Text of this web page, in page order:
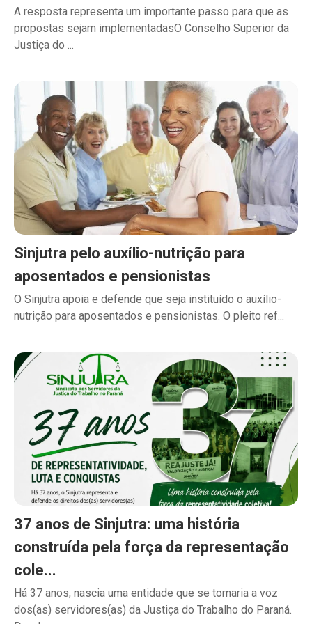
A resposta representa um importante passo para que as
propostas sejam implementadasO Conselho Superior da
Justiça do ...
Sinjutra pelo auxílio-nutrição para
aposentados e pensionistas
O Sinjutra apoia e defende que seja instituído o auxílio-
nutrição para aposentados e pensionistas. O pleito ref...
37 anos de Sinjutra: uma história
construída pela força da representação
cole...
Há 37 anos, nascia uma entidade que se tornaria a voz
dos(as) servidores(as) da Justiça do Trabalho do Paraná.